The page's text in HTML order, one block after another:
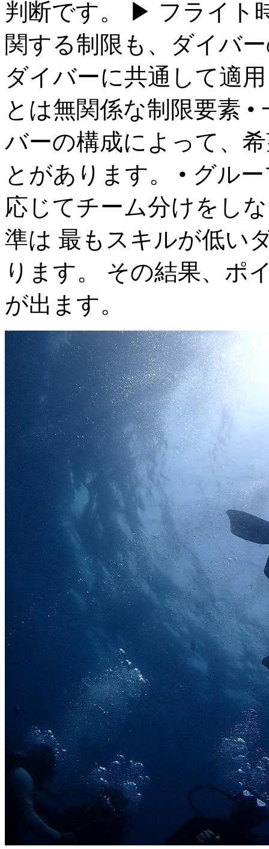
判断です。 ▶ フライト
関する制限も、ダイバ
ダイバーに共通して適
とは無関係な制限要素
バーの構成によって、
とがあります。 • グル
応じてチーム分けをし
準は 最もスキルが低い
ります。 その結果、ポ
が出ます。